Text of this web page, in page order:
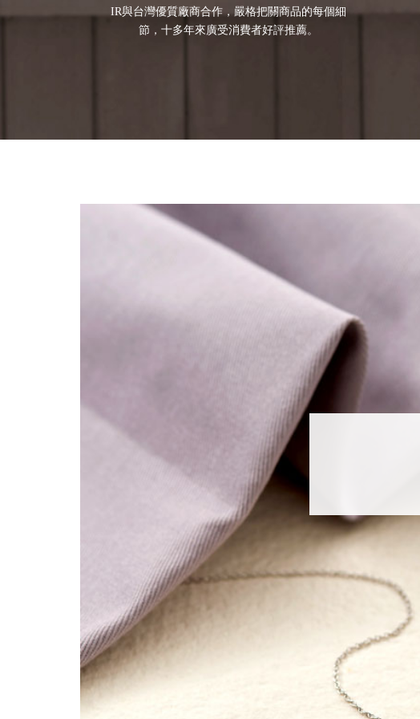
IR與台灣優質廠商合作，嚴格把關商品的每個細
節，十多年來廣受消費者好評推薦。